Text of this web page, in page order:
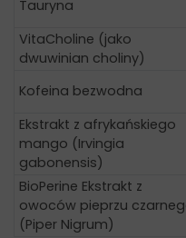
Tauryna
VitaCholine (jako
dwuwinian choliny)
Kofeina bezwodna
Ekstrakt z afrykańskiego
mango (Irvingia
gabonensis)
BioPerine Ekstrakt z
owoców pieprzu
(Piper Nigrum)